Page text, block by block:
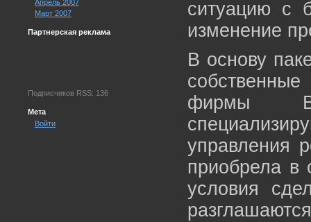
Апрель 2007
Март 2007
Партнерская реклама
Подписчиков RSS: 136
Мета
Войти
ситуацию с
изменение
В основу
фирмы
управления
приобрела в
условия